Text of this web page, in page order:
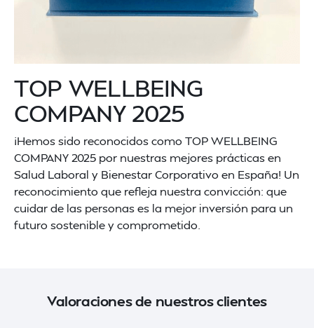
TOP WELLBEING
COMPANY 2025
¡Hemos sido reconocidos como TOP WELLBEING
COMPANY 2025 por nuestras mejores prácticas en
Salud Laboral y Bienestar Corporativo en España! Un
reconocimiento que refleja nuestra convicción: que
cuidar de las personas es la mejor inversión para un
futuro sostenible y comprometido.
Valoraciones de nuestros clientes